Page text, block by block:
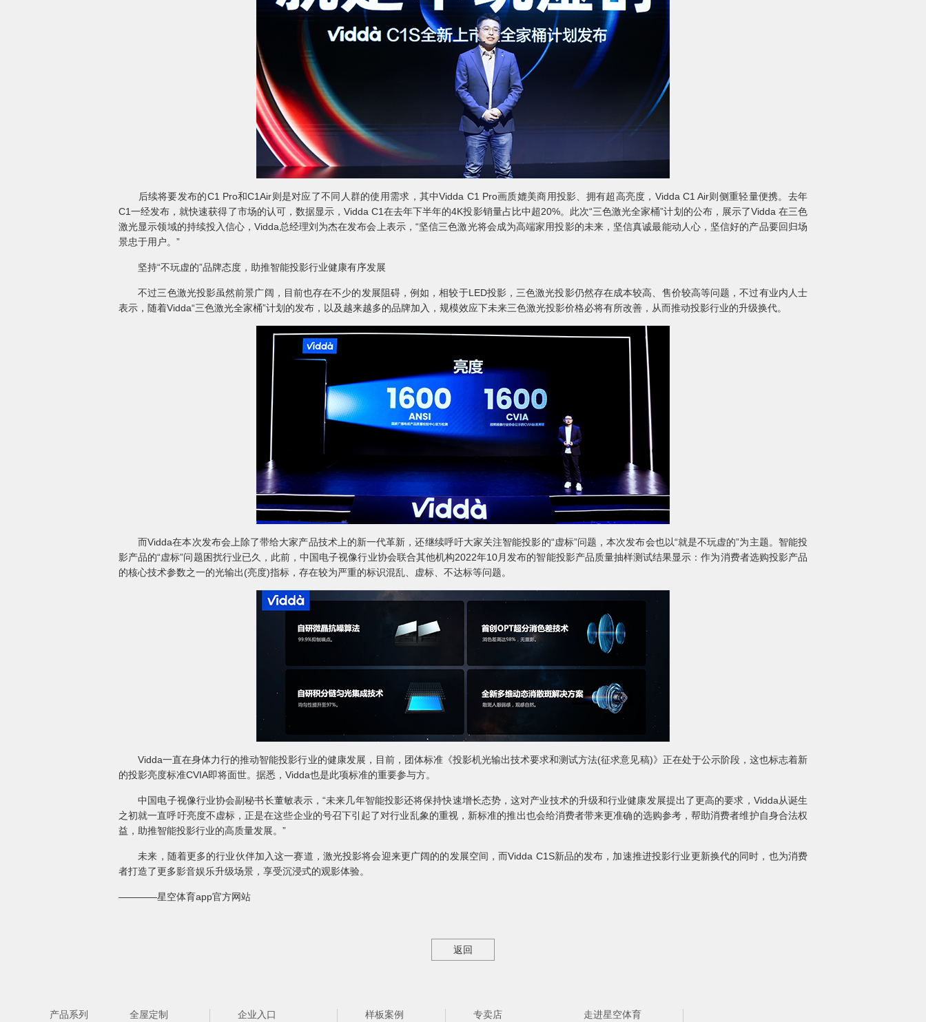
后续将要发布的C1 Pro和C1Air则是对应了不同人群的使用需求，其中Vidda C1 Pro画质媲美商用投影、拥有超高亮度，Vidda C1 Air则侧重轻量便携。去年
C1一经发布，就快速获得了市场的认可，数据显示，Vidda C1在去年下半年的4K投影销量占比中超20%。此次“三色激光全家桶”计划的公布，展示了Vidda 在三色
激光显示领域的持续投入信心，Vidda总经理刘为杰在发布会上表示，“坚信三色激光将会成为高端家用投影的未来，坚信真诚最能动人心，坚信好的产品要回归场
景忠于用户。”
坚持“不玩虚的”品牌态度，助推智能投影行业健康有序发展
不过三色激光投影虽然前景广阔，目前也存在不少的发展阻碍，例如，相较于LED投影，三色激光投影仍然存在成本较高、售价较高等问题，不过有业内人士
表示，随着Vidda“三色激光全家桶”计划的发布，以及越来越多的品牌加入，规模效应下未来三色激光投影价格必将有所改善，从而推动投影行业的升级换代。
而Vidda在本次发布会上除了带给大家产品技术上的新一代革新，还继续呼吁大家关注智能投影的“虚标”问题，本次发布会也以“就是不玩虚的”为主题。智能投
影产品的“虚标”问题困扰行业已久，此前，中国电子视像行业协会联合其他机构2022年10月发布的智能投影产品质量抽样测试结果显示：作为消费者选购投影产品
的核心技术参数之一的光输出(亮度)指标，存在较为严重的标识混乱、虚标、不达标等问题。
Vidda一直在身体力行的推动智能投影行业的健康发展，目前，团体标准《投影机光输出技术要求和测试方法(征求意见稿)》正在处于公示阶段，这也标志着新
的投影亮度标准CVIA即将面世。据悉，Vidda也是此项标准的重要参与方。
中国电子视像行业协会副秘书长董敏表示，“未来几年智能投影还将保持快速增长态势，这对产业技术的升级和行业健康发展提出了更高的要求，Vidda从诞生
之初就一直呼吁亮度不虚标，正是在这些企业的号召下引起了对行业乱象的重视，新标准的推出也会给消费者带来更准确的选购参考，帮助消费者维护自身合法权
益，助推智能投影行业的高质量发展。”
未来，随着更多的行业伙伴加入这一赛道，激光投影将会迎来更广阔的的发展空间，而Vidda C1S新品的发布，加速推进投影行业更新换代的同时，也为消费
者打造了更多影音娱乐升级场景，享受沉浸式的观影体验。
————星空体育app官方网站
返回
产品系列 全屋定制 企业入口 样板案例 专卖店 走进星空体育